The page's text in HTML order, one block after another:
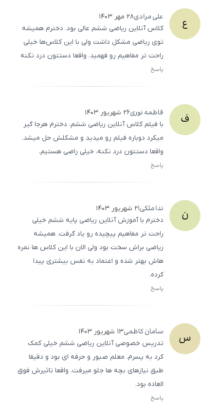
ع علیمرادی۲۸ مهر ۱۴۰۳
کلاس آنلاین ریاضی ششم عالی بود. دخترم همیشه
توی ریاضی مشکل داشت ولی با این کلاس‌ها خیلی
راحت ‌تر مفاهیم رو فهمید. واقعا دستتون درد نکنه
پاسخ
ف فاطمهنوری۲۶ شهریور ۱۴۰۳
با فیلم کلاس آنلاین ریاضی ششم، دخترم هرجا گیر
میکرد دوباره فیلم رو میدید و مشکلش حل میشد.
واقعا دستتون درد نکنه، خیلی راضی هستیم.
پاسخ
ن نداملکی۲۱ شهریور ۱۴۰۳
دخترم با آموزش آنلاین ریاضی پایه ششم خیلی
راحت ‌تر مفاهیم پیچیده رو یاد گرفت. همیشه
ریاضی براش سخت بود ولی الان با این کلاس ‌ها نمره‌
هاش بهتر شده و اعتماد به نفس بیشتری پیدا
کرده.
پاسخ
س سامانکاظمی۱۳ شهریور ۱۴۰۳
تدریس خصوصی آنلاین ریاضی ششم خیلی کمک
کرد به پسرم. معلم صبور و حرفه‌ ای بود و دقیقا
طبق نیازهای بچه‌ ها جلو میرفت. واقعا تاثیرش فوق
‌العاده بود.
پاسخ